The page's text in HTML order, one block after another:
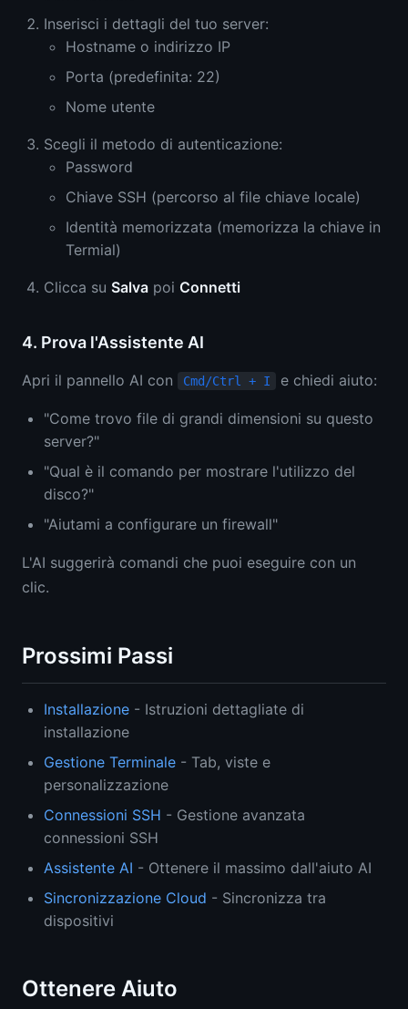
Inserisci i dettagli del tuo server:
Hostname o indirizzo IP
Porta (predefinita: 22)
Nome utente
Scegli il metodo di autenticazione:
Password
Chiave SSH (percorso al file chiave locale)
Identità memorizzata (memorizza la chiave in
Termial)
Clicca su Salva poi Connetti
4. Prova l'Assistente AI
Apri il pannello AI con Cmd/Ctrl + I e chiedi aiuto:
"Come trovo file di grandi dimensioni su questo
server?"
"Qual è il comando per mostrare l'utilizzo del
disco?"
"Aiutami a configurare un firewall"
L'AI suggerirà comandi che puoi eseguire con un
clic.
Prossimi Passi
Installazione - Istruzioni dettagliate di
installazione
Gestione Terminale - Tab, viste e
personalizzazione
Connessioni SSH - Gestione avanzata
connessioni SSH
Assistente AI - Ottenere il massimo dall'aiuto AI
Sincronizzazione Cloud - Sincronizza tra
dispositivi
Ottenere Aiuto